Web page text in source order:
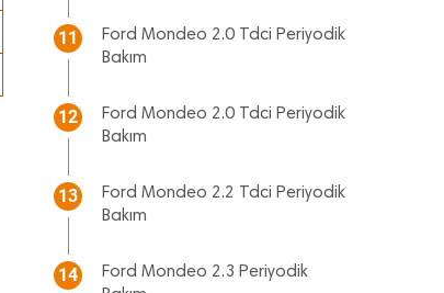
11
Ford Mondeo 2.0 Tdci Periyodik
Bakım
12
Ford Mondeo 2.0 Tdci Periyodik
Bakım
13
Ford Mondeo 2.2 Tdci Periyodik
Bakım
14
Ford Mondeo 2.3 Periyodik